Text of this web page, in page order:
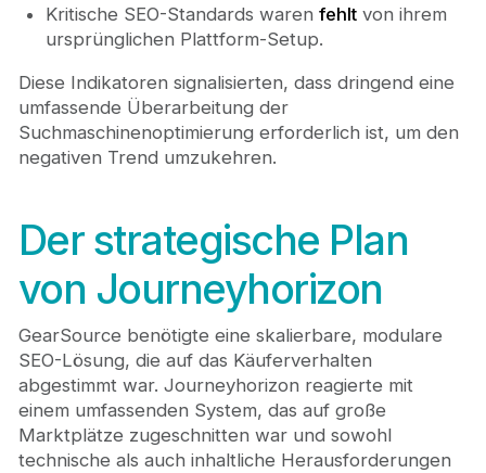
Kritische SEO-Standards waren fehltvon ihrem
ursprünglichen Plattform-Setup.
Diese Indikatoren signalisierten, dass dringend eine
umfassende Überarbeitung der
Suchmaschinenoptimierung erforderlich ist, um den
negativen Trend umzukehren.
Der strategische Plan
von Journeyhorizon
GearSource benötigte eine skalierbare, modulare
SEO-Lösung, die auf das Käuferverhalten
abgestimmt war. Journeyhorizon reagierte mit
einem umfassenden System, das auf große
Marktplätze zugeschnitten war und sowohl
technische als auch inhaltliche Herausforderungen